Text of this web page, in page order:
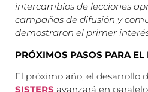
intercambios de lecciones
campañas de difusión y
demostraron el primer
PRÓXIMOS PASOS PARA EL
El próximo año, el desarrollo
SISTERS avanzará en